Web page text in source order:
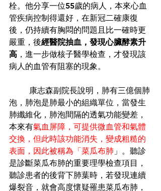
栓。他分享一位55歲的病人，本來心血
管疾病控制得還好，在新冠二確康復
後，仍持續有胸悶的問題且比一確時更
嚴重，後經醫院抽血，發現心臟酵素升
高 ，進一步做核子醫學檢查，才發現該
病人的血管有阻塞的現象。
泡，肺泡是肺最小的組織單位，當發生
肺纖維化，肺泡間隔的透氣功能變差，
本來有氣血屏障，可提供微血管和氣體
交換，但此時該功能消失，變成粗糙的
表面，因此被稱為「菜瓜布肺 」。聽診
是診斷菜瓜布肺的重要理學檢查項目，
聽診患者的後背下肺葉時，若發現連續
爆裂音，就會高度懷疑罹患菜瓜布肺，